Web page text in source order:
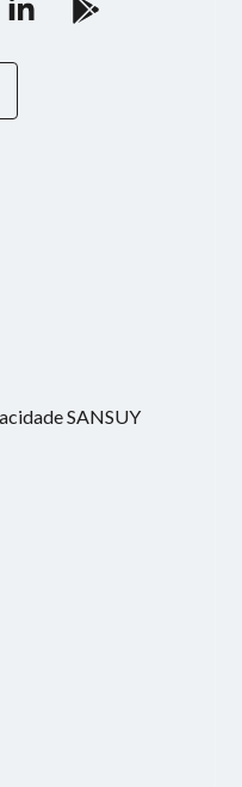
SANSUY